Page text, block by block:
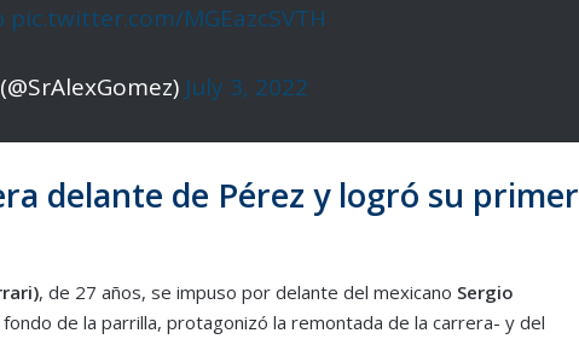
pic.twitter.com/MGEazcSVTH
July 3, 2022
delante de Pérez y logró su primer
, de 27 años, se impuso por delante del mexicano Sergio
de la parrilla, protagonizó la remontada de la carrera- y del